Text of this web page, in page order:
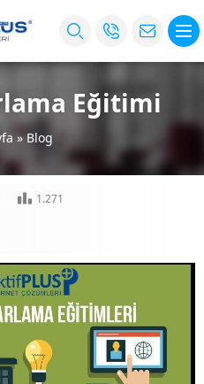
Eğitimi
»Blog
1.271